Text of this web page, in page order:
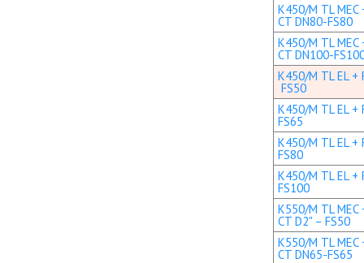
K450/M TL MEC
CT DN80-FS80
K450/M TL MEC
CT DN100-
K450/M TL EL +
FS50
K450/M TL EL +
FS65
K450/M TL EL +
FS80
K450/M TL EL +
FS100
K550/M TL MEC
CT D2" – FS50
K550/M TL MEC
CT DN65-FS65